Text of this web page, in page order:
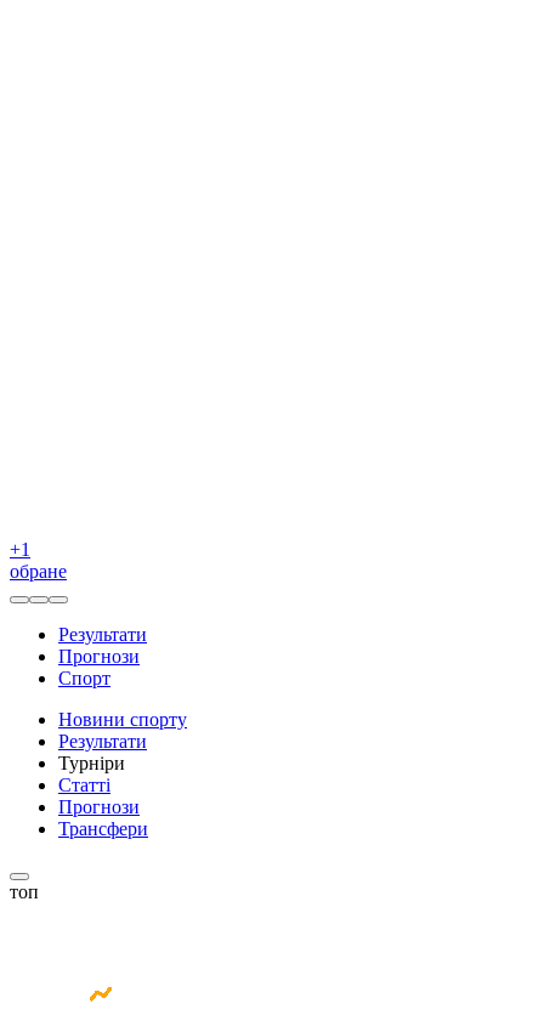
+1
обране
Результати
Прогнози
Спорт
Новини спорту
Результати
Турніри
Статті
Прогнози
Трансфери
топ